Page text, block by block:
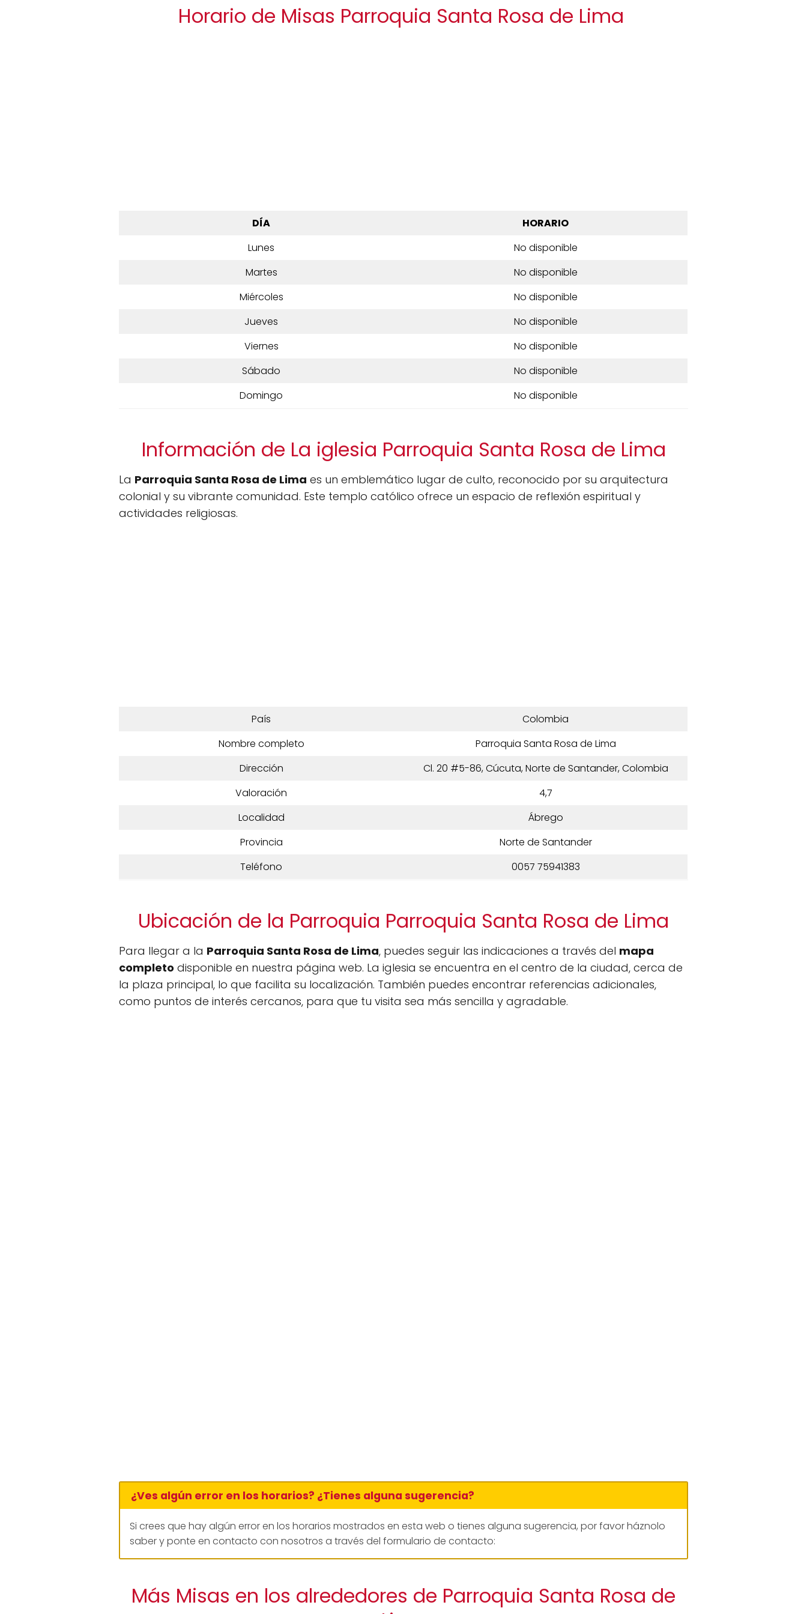
Horario de Misas Parroquia Santa Rosa de Lima
DÍA
HORARIO
Lunes
No disponible
Martes
No disponible
Miércoles
No disponible
Jueves
No disponible
Viernes
No disponible
Sábado
No disponible
Domingo
No disponible
Información de La iglesia Parroquia Santa Rosa de Lima
La Parroquia Santa Rosa de Lima es un emblemático lugar de culto, reconocido por su arquitectura
colonial y su vibrante comunidad. Este templo católico ofrece un espacio de reflexión espiritual y
actividades religiosas.
País
Colombia
Nombre completo
Parroquia Santa Rosa de Lima
Dirección
Cl. 20 #5-86, Cúcuta, Norte de Santander, Colombia
Valoración
4,7
Localidad
Ábrego
Provincia
Norte de Santander
Teléfono
0057 75941383
Ubicación de la Parroquia Parroquia Santa Rosa de Lima
Para llegar a la Parroquia Santa Rosa de Lima, puedes seguir las indicaciones a través del mapa
completo disponible en nuestra página web. La iglesia se encuentra en el centro de la ciudad, cerca de
la plaza principal, lo que facilita su localización. También puedes encontrar referencias adicionales,
como puntos de interés cercanos, para que tu visita sea más sencilla y agradable.
¿Ves algún error en los horarios? ¿Tienes alguna sugerencia?
Si crees que hay algún error en los horarios mostrados en esta web o tienes alguna sugerencia, por favor háznolo
saber y ponte en contacto con nosotros a través del formulario de contacto:
Más Misas en los alrededores de Parroquia Santa Rosa de